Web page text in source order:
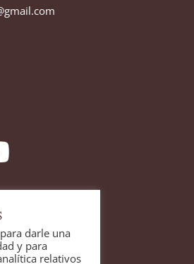
darle una
y para
relativos